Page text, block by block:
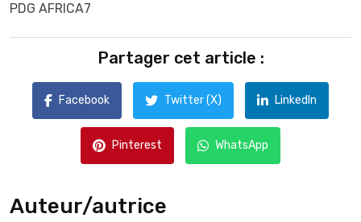
PDG AFRICA7
Partager cet article :
Facebook Twitter (X) LinkedIn
Pinterest WhatsApp
Auteur/autrice